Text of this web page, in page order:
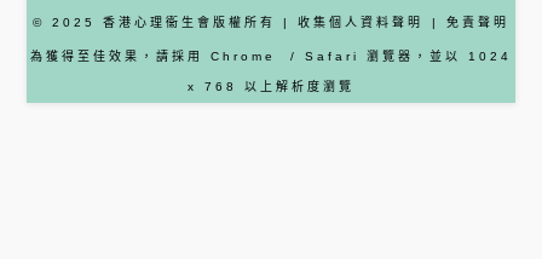
© 2025 香港心理衞生會版權所有 | 收集個人資料聲明 | 免責聲明
為獲得至佳效果，請採用 Chrome / Safari 瀏覽器 ，並以 1024
x 768 以上解析度瀏覽